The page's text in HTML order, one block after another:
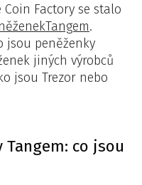
Factory se stalo
Tangem.
jsou peněženky
jiných výrobců
jsou Trezor nebo
Tangem: co jsou